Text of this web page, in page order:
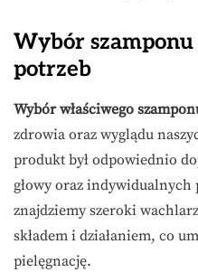
Wybór
potrzeb
Wybór właściwego
zdrowia oraz wyglądu
produkt był odpowiednio
głowy oraz
znajdziemy szeroki
składem i działaniem, co
pielęgnację.